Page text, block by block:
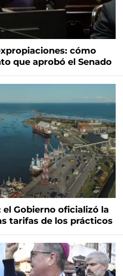
cómo
que aprobó el Senado
Gobierno oficializó la
tarifas de los prácticos